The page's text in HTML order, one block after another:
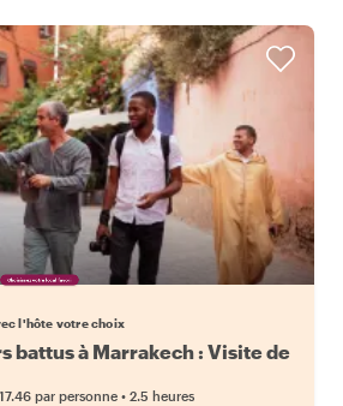
votre local favori
l'hôte votre choix
battus à Marrakech : Visite de
par personne • 2.5 heures